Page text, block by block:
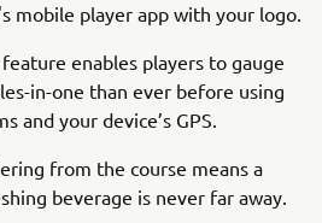
mobile player app with your logo.
enables players to gauge
in-one than ever before using
and your device’s GPS.
from the course means a
beverage is never far away.